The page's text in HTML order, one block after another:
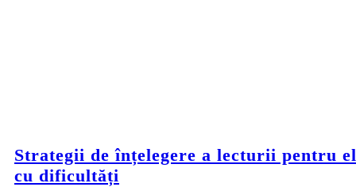
Strategii de înțelegere a lecturii pentru
cu dificultăți